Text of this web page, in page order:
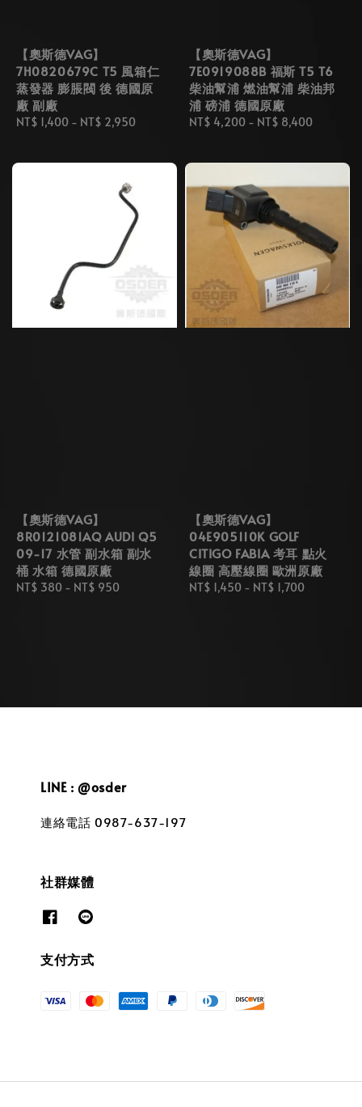
【奧斯德VAG】
7H0820679C T5 風箱仁
蒸發器 膨脹閥 後 德國原
廠 副廠
Regular
NT$ 1,400 - NT$ 2,950
【奧斯德VAG】
7E0919088B 福斯 T5 T6
柴油幫浦 燃油幫浦 柴油邦
浦 磅浦 德國原廠
Regular
NT$ 4,200 - NT$ 8,400
【奧斯德VAG】
8R0121081AQ AUDI Q5
09-17 水管 副水箱 副水
桶 水箱 德國原廠
Regular
NT$ 380 - NT$ 950
【奧斯德VAG】
04E905110K GOLF
CITIGO FABIA 考耳 點火
線圈 高壓線圈 歐洲原廠
Regular
NT$ 1,450 - NT$ 1,700
LINE : @osder
連絡電話 0987-637-197
社群媒體
支付方式